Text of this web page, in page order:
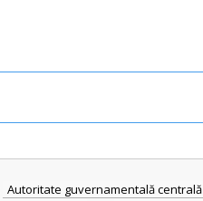
Autoritate guvernamentală centrală